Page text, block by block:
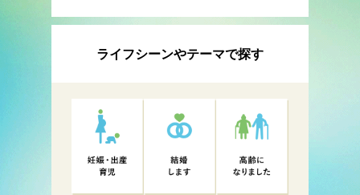
ライフシーンやテーマで探す